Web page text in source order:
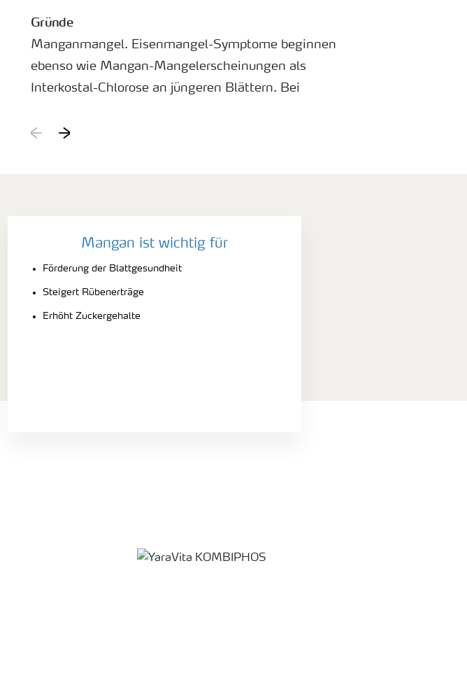
Gründe
Manganmangel. Eisenmangel-Symptome beginnen
ebenso wie Mangan-Mangelerscheinungen als
Interkostal-Chlorose an jüngeren Blättern. Bei
bei Manganmangel hingegen auch ein Rand um sie
Mangan ist wichtig für
Förderung der Blattgesundheit
Steigert Rübenerträge
Erhöht Zuckergehalte